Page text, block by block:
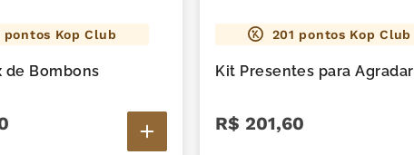
pontos Kop Club
de Bombons
201 pontos Kop Club
Kit Presentes para Agradar
R$ 201,60